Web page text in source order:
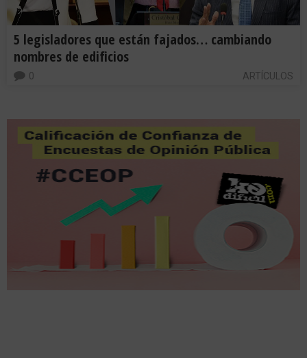
5 legisladores que están fajados… cambiando
nombres de edificios
ARTÍCULOS
0